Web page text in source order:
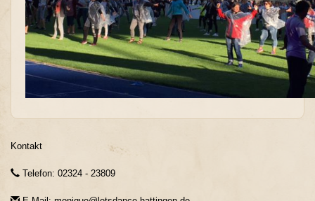
Kontakt
Telefon: 02324 - 23809